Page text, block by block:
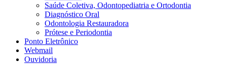
Saúde Coletiva, Odontopediatria e Ortodontia
Diagnóstico Oral
Odontologia Restauradora
Prótese e Periodontia
Ponto Eletrônico
Webmail
Ouvidoria